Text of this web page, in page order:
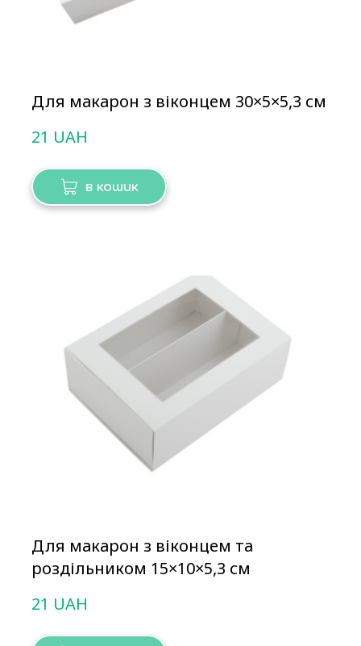
Для макарон з віконцем 30×5×5,3 см
21 UAH
в кошик
Для макарон з віконцем та
роздільником 15×10×5,3 см
21 UAH